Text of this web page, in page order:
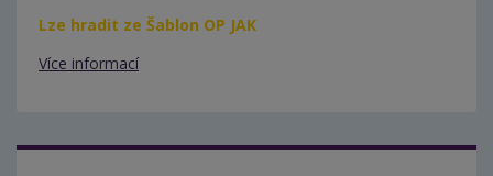
Lze hradit ze Šablon OP JAK
Více informací